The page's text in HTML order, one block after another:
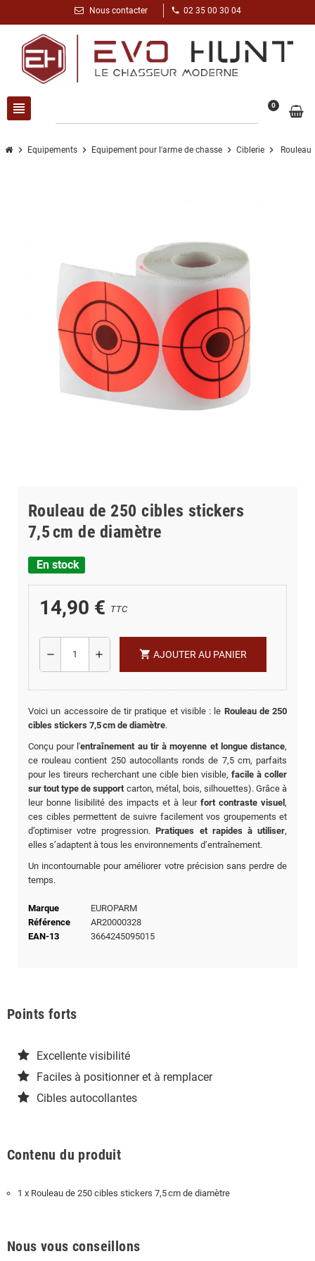
Nous contacter phone 02 35 00 30 04
view_headline 0
chevron_right Equipements chevron_right Equipement pour l'arme de chasse chevron_right Ciblerie chevron_right Rouleau
Rouleau de 250 cibles stickers
7,5 cm de diamètre
En stock
14,90 € TTC
remove add shopping_cart AJOUTER AU PANIER
Voici un accessoire de tir pratique et visible : le Rouleau de 250
cibles stickers 7,5 cm de diamètre.
Conçu pour l'entraînement au tir à moyenne et longue distance,
ce rouleau contient 250 autocollants ronds de 7,5 cm, parfaits
pour les tireurs recherchant une cible bien visible, facile à coller
sur tout type de support carton, métal, bois, silhouettes). Grâce à
leur bonne lisibilité des impacts et à leur fort contraste visuel ,
ces cibles permettent de suivre facilement vos groupements et
d’optimiser votre progression.Pratiques et rapides à utiliser,
elles s’adaptent à tous les environnements d’entraînement.
Un incontournable pour améliorer votre précision sans perdre de
temps.
Marque
EUROPARM
Référence
AR20000328
EAN-13
3664245095015
Points forts
Excellente visibilité
Faciles à positionner et à remplacer
Cibles autocollantes
Contenu du produit
1 x Rouleau de 250 cibles stickers 7,5 cm de diamètre
Nous vous conseillons